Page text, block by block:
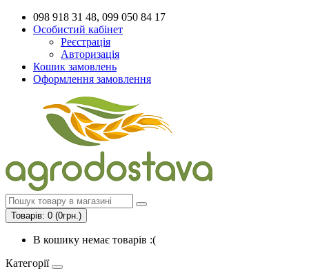
098 918 31 48, 099 050 84 17
Особистий кабінет
Реєстрація
Авторизація
Кошик замовлень
Оформлення замовлення
Товарів: 0 (0грн.)
В кошику немає товарів :(
Категорії